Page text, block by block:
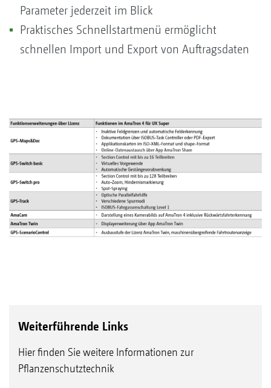
Parameter jederzeit im Blick
Praktisches Schnellstartmenü ermöglicht
schnellen Import und Export von Auftragsdaten
Weiterführende Links
Hier finden Sie weitere Informationen zur
Pflanzenschutztechnik